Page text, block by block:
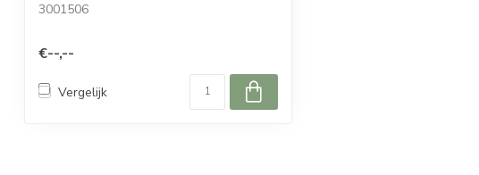
3001506
€--,--
Vergelijk